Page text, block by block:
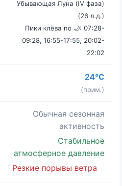
Убывающая Луна (IV фаза)
(26 л.д.)
Пики клёва по 🌙: 07:28-
09:28, 16:55-17:55, 20:02-
22:02
24°C
(прим.)
Обычная сезонная
активность
Стабильное
атмосферное давление
Резкие порывы ветра